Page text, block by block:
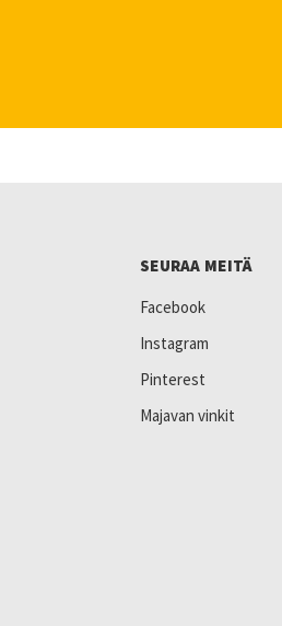
SEURAA MEITÄ
Facebook
Instagram
Pinterest
Majavan vinkit